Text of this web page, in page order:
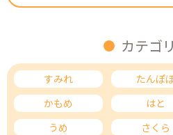
カテゴ
すみれ たんぽ
かもめ
はと
うめ
さくら